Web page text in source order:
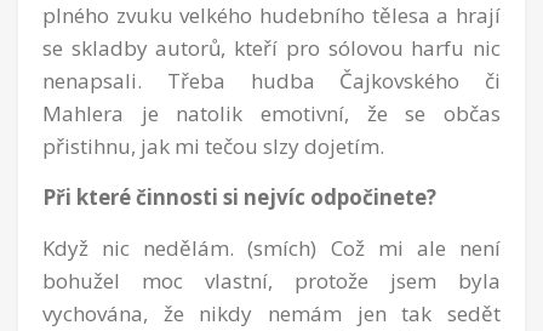
plného zvuku velkého hudebního tělesa a hrají
se skladby autorů, kteří pro sólovou harfu nic
nenapsali. Třeba hudba Čajkovského či
Mahlera je natolik emotivní, že se občas
přistihnu, jak mi tečou slzy dojetím.
Při které činnosti si nejvíc odpočinete?
Když nic nedělám. (smích) Což mi ale není
bohužel moc vlastní, protože jsem byla
vychována, že nikdy nemám jen tak sedět